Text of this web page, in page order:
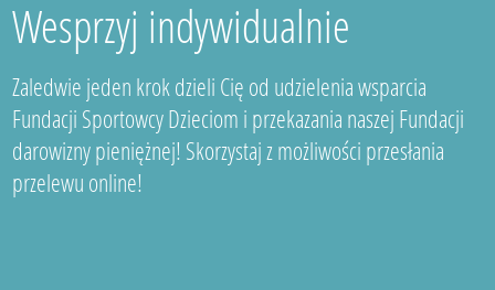
Wesprzyj indywidualnie
Zaledwie jeden krok dzieli Cię od udzielenia wsparcia
Fundacji Sportowcy Dzieciom i przekazania naszej Fundacji
darowizny pieniężnej! Skorzystaj z możliwości przesłania
przelewu online!